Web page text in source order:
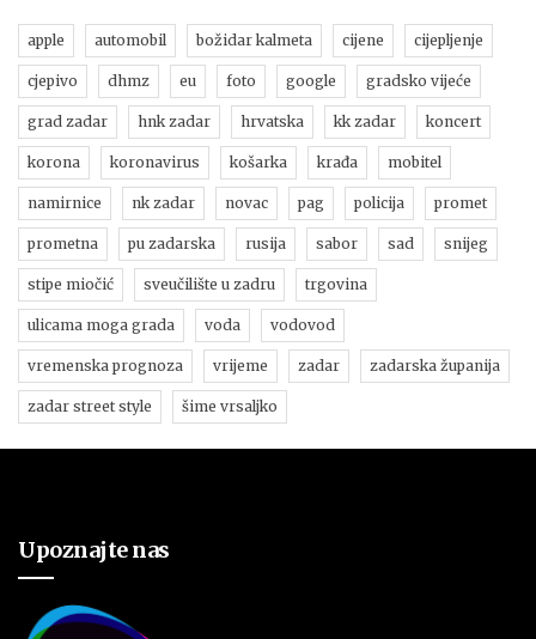
apple automobil božidar kalmeta cijene cijepljenje
cjepivo dhmz eu foto google gradsko vijeće
grad zadar hnk zadar hrvatska kk zadar koncert
korona koronavirus košarka krađa mobitel
namirnice nk zadar novac pag policija promet
prometna pu zadarska rusija sabor sad snijeg
stipe miočić sveučilište u zadru trgovina
ulicama moga grada voda vodovod
vremenska prognoza vrijeme zadar zadarska županija
zadar street style šime vrsaljko
Upoznajte nas